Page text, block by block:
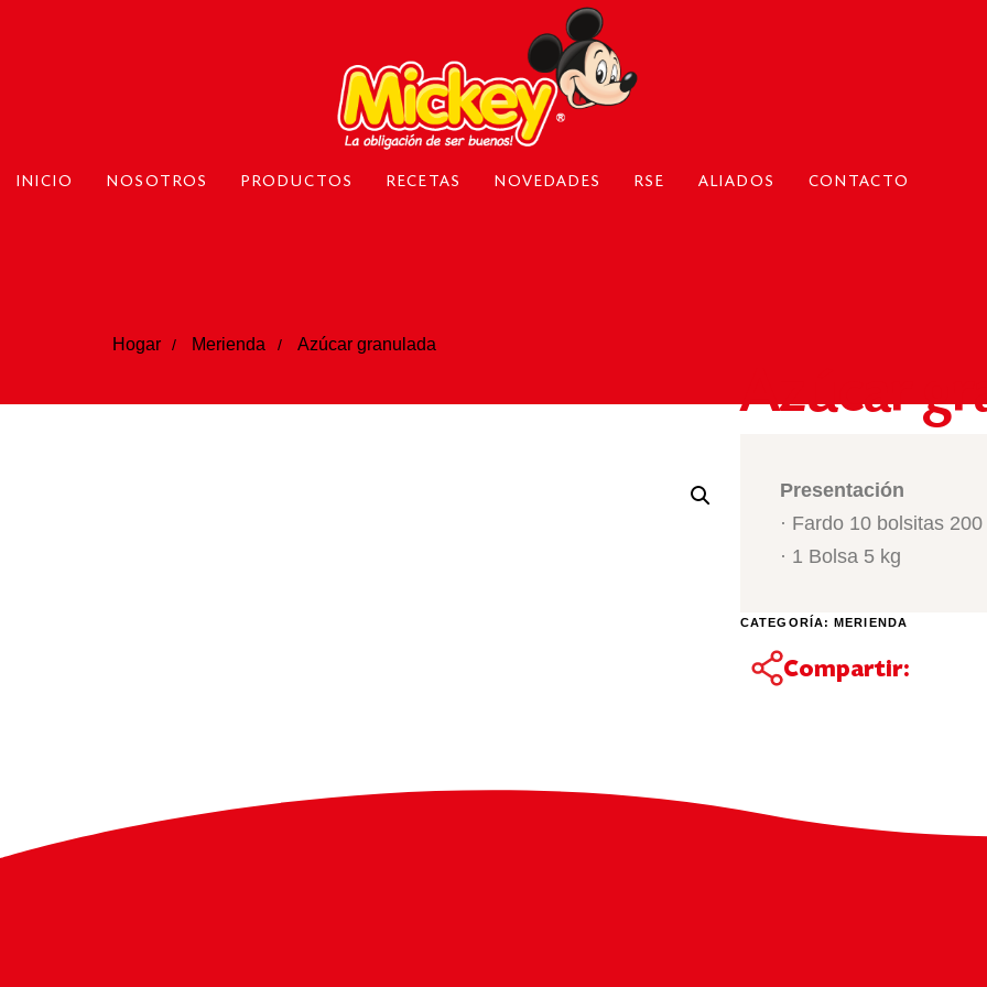
INICIO NOSOTROS PRODUCTOS RECETAS NOVEDADES RSE ALIADOS CONTACTO
Hogar Merienda Azúcar granulada
Azúcar
Presentación
· Fardo 10 bolsitas 200
· 1 Bolsa 5 kg
CATEGORÍA:MERIENDA
Compartir: